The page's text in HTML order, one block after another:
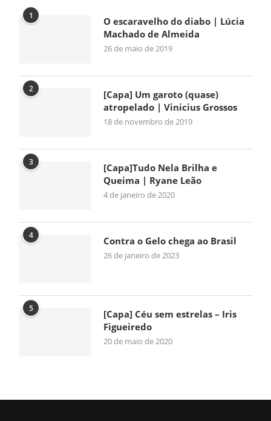
1
O escaravelho do diabo | Lúcia
Machado de Almeida
26 de maio de 2019
2
[Capa] Um garoto (quase)
atropelado | Vinicius Grossos
18 de novembro de 2019
3
[Capa]Tudo Nela Brilha e
Queima | Ryane Leão
4 de janeiro de 2020
4 Contra o Gelo chega ao Brasil
26 de janeiro de 2023
5
[Capa] Céu sem estrelas – Iris
Figueiredo
20 de maio de 2020